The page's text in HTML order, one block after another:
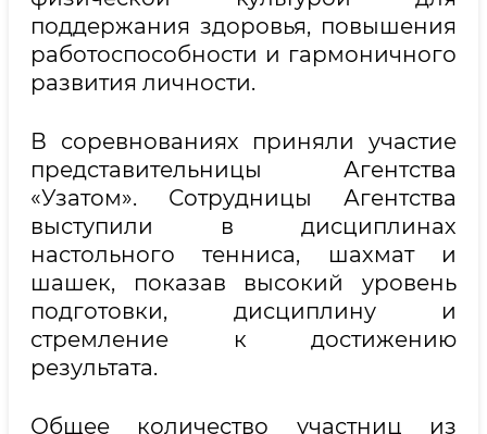
поддержания здоровья, повышения
работоспособности и гармоничного
развития личности.
В соревнованиях приняли участие
представительницы Агентства
«Узатом». Сотрудницы Агентства
выступили в дисциплинах
настольного тенниса, шахмат и
шашек, показав высокий уровень
подготовки, дисциплину и
стремление к достижению
результата.
Общее количество участниц из